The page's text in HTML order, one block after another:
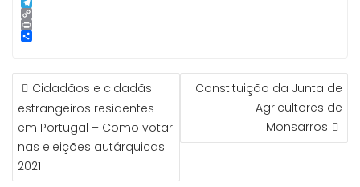
e
r
e
d
I
t
e
r
n
e
k
y
p
T
e
l
m
C
o
n
k
P
e
NAVEGAÇÃO
DE
ARTIGOS
Cidadãos e cidadãs
estrangeiros residentes
em Portugal – Como votar
nas eleições autárquicas
2021
Constituição da Junta de
Agricultores de
Monsarros